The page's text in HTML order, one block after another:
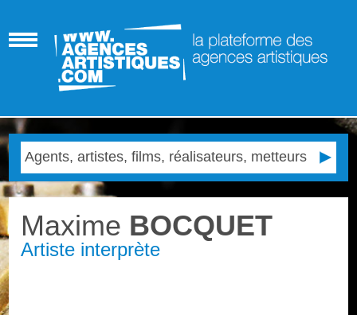
Maxime BOCQUET
Artiste interprète